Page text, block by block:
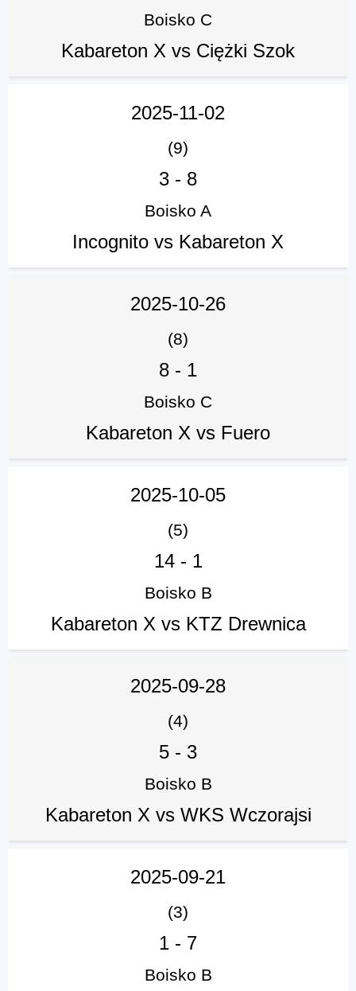
Boisko C
Kabareton X vs Ciężki Szok
2025-11-02
(9)
3 - 8
Boisko A
Incognito vs Kabareton X
2025-10-26
(8)
8 - 1
Boisko C
Kabareton X vs Fuero
2025-10-05
(5)
14- 1
Boisko B
Kabareton X vs KTZ Drewnica
2025-09-28
(4)
5 - 3
Boisko B
Kabareton X vs WKS Wczorajsi
2025-09-21
(3)
1 - 7
Boisko B